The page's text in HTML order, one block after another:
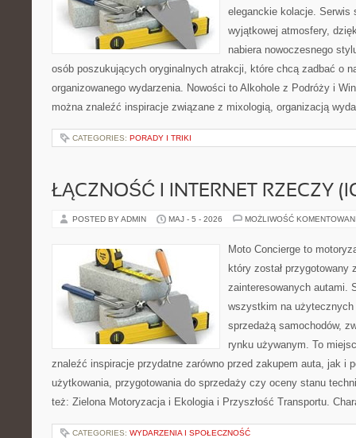
eleganckie kolacje. Serwis
wyjątkowej atmosfery,
nabiera nowoczesnego
osób poszukujących oryginalnych atrakcji, które chcą zadbać o
organizowanego wydarzenia. Nowości to Alkohole z Podróży i
można znaleźć inspiracje związane z mixologią, organizacją
CATEGORIES: PORADY I TRIKI
ŁĄCZNOŚĆ I INTERNET RZECZY
POSTED BY ADMIN MAJ - 5 - 2026 MOŻLIWOŚĆ
Moto Concierge to
który został przygotowany
zainteresowanych autami.
wszystkim na
sprzedażą samochodów,
rynku używanym. To
znaleźć inspiracje przydatne zarówno przed zakupem auta, jak i
użytkowania, przygotowania do sprzedaży czy oceny stanu
też: Zielona Motoryzacja i Ekologia i Przyszłość Transportu.
CATEGORIES: WYDARZENIA I SPOŁECZNOŚĆ